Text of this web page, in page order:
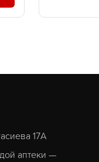
17А
аптеки —